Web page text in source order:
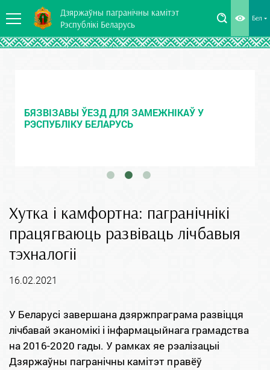
Дзяржаўны пагранічны камітэт
Рэспублікі Беларусь
Бел
БЯЗВІЗАВЫ ЎЕЗД ДЛЯ ЗАМЕЖНІКАЎ У
РЭСПУБЛІКУ БЕЛАРУСЬ
Хутка і камфортна: пагранічнікі
працягваюць развіваць лічбавыя
тэхналогіі
16.02.2021
У Беларусі завершана дзяржпраграма развіцця
лічбавай эканомікі і інфармацыйнага грамадства
на 2016-2020 гады. У рамках яе рэалізацыі
Дзяржаўны пагранічны камітэт правёў